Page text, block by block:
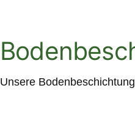
Unsere